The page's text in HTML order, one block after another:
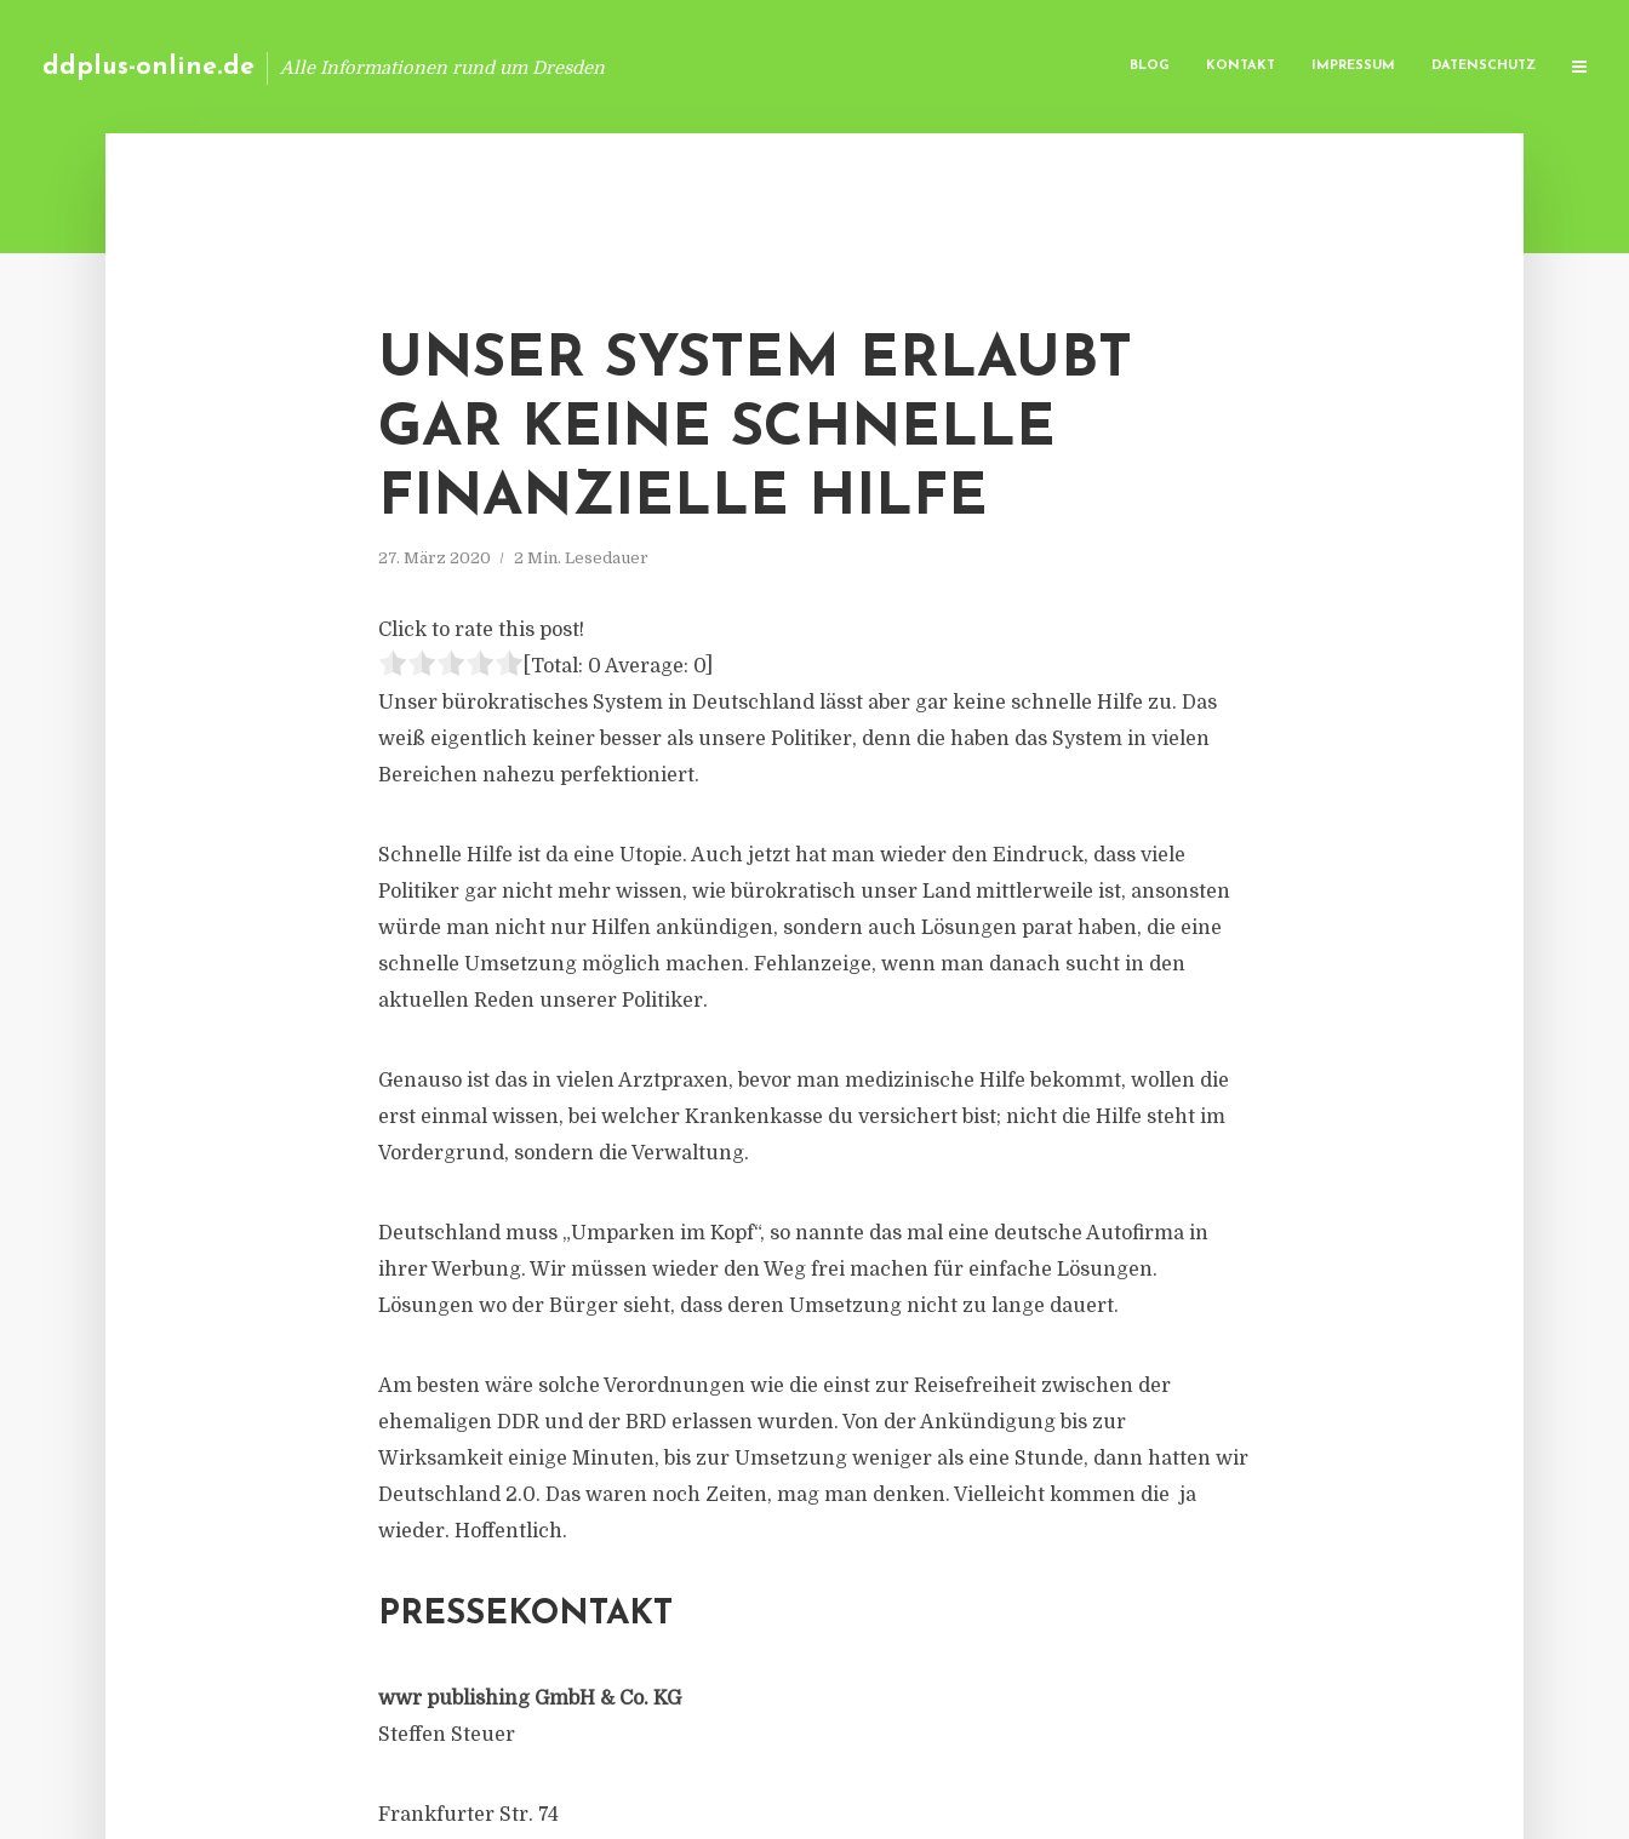
ddplus-online.de Alle Informationen rund um Dresden BLOG KONTAKT IMPRESSUM DATENSCHUTZ
UNSER SYSTEM ERLAUBT
GAR KEINE SCHNELLE
FINANZIELLE HILFE
27. März 2020 2 Min. Lesedauer
Click to rate this post!
[Total: 0 Average: 0
Unser bürokratisches System in Deutschland lässt aber gar keine schnelle Hilfe zu. Das
weiß eigentlich keiner besser als unsere Politiker, denn die haben das System in vielen
Bereichen nahezu perfektioniert.
Schnelle Hilfe ist da eine Utopie. Auch jetzt hat man wieder den Eindruck, dass viele
Politiker gar nicht mehr wissen, wie bürokratisch unser Land mittlerweile ist, ansonsten
würde man nicht nur Hilfen ankündigen, sondern auch Lösungen parat haben, die eine
schnelle Umsetzung möglich machen. Fehlanzeige, wenn man danach sucht in den
aktuellen Reden unserer Politiker.
Genauso ist das in vielen Arztpraxen, bevor man medizinische Hilfe bekommt, wollen die
erst einmal wissen, bei welcher Krankenkasse du versichert bist; nicht die Hilfe steht im
Vordergrund, sondern die Verwaltung.
Deutschland muss „Umparken im Kopf“, so nannte das mal eine deutsche Autofirma in
ihrer Werbung. Wir müssen wieder den Weg frei machen für einfache Lösungen.
Lösungen wo der Bürger sieht, dass deren Umsetzung nicht zu lange dauert.
Am besten wäre solche Verordnungen wie die einst zur Reisefreiheit zwischen der
ehemaligen DDR und der BRD erlassen wurden. Von der Ankündigung bis zur
Wirksamkeit einige Minuten, bis zur Umsetzung weniger als eine Stunde, dann hatten wir
Deutschland 2.0. Das waren noch Zeiten, mag man denken. Vielleicht kommen die ja
wieder. Hoffentlich.
PRESSEKONTAKT
wwr publishing GmbH & Co. KG
Steffen Steuer
Frankfurter Str. 74